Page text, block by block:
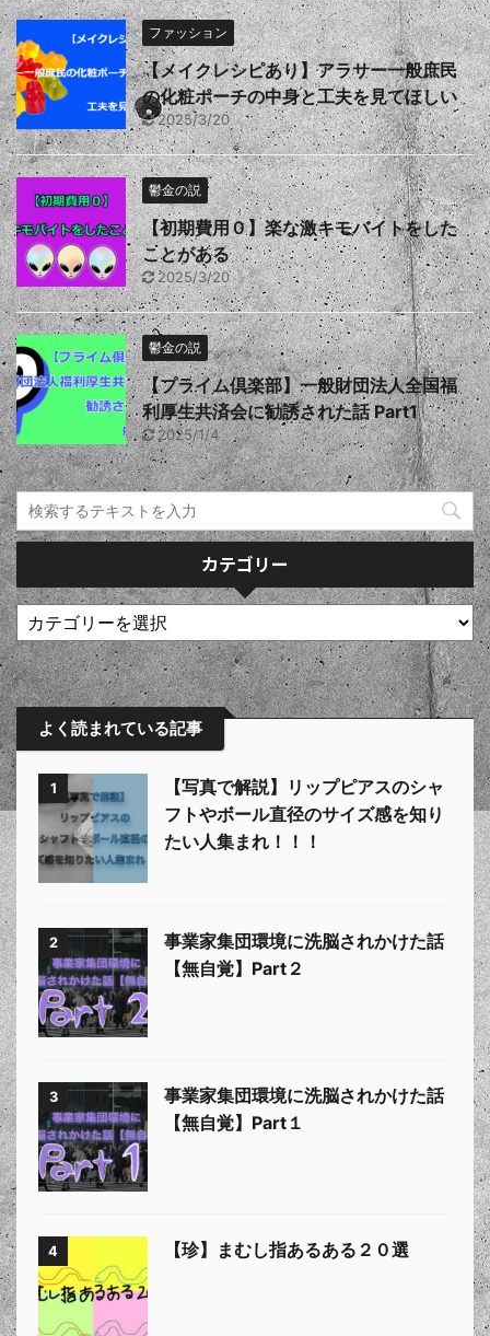
ファッション
【メイクレシピあり】アラサー一般庶民
の化粧ポーチの中身と工夫を見てほしい
2025/3/20
鬱金の説
【初期費用０】楽な激キモバイトをした
ことがある
2025/3/20
鬱金の説
【プライム倶楽部】一般財団法人全国福
利厚生共済会に勧誘された話 Part1
2025/1/4
カテゴリー
よく読まれている記事
1
【写真で解説】リップピアスのシャ
フトやボール直径のサイズ感を知り
たい人集まれ！！！
2
事業家集団環境に洗脳されかけた話
【無自覚】Part２
3
事業家集団環境に洗脳されかけた話
【無自覚】Part１
4 【珍】まむし指あるある２０選